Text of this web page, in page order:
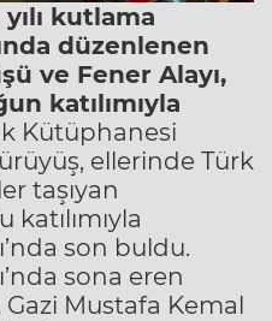
kutlama
düzenlenen
ve Fener Alayı,
katılımıyla
Kütüphanesi
ellerinde Türk
taşıyan
son buldu.
sona eren
Mustafa Kemal